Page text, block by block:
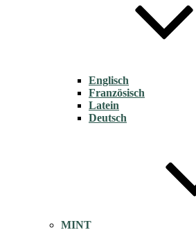
Englisch
Französisch
Latein
Deutsch
MINT